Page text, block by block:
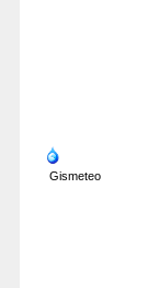
Gismeteo